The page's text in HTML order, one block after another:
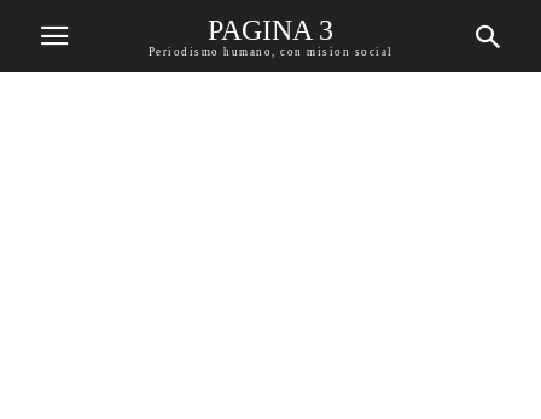
PAGINA 3
Periodismo humano, con mision social